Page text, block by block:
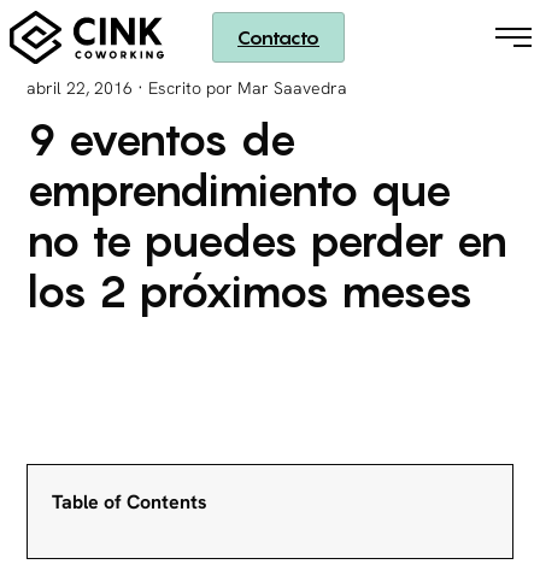
Contacto
abril 22, 2016 · Escrito por Mar Saavedra
9 eventos de
emprendimiento que
no te puedes perder en
los 2 próximos meses
Table of Contents